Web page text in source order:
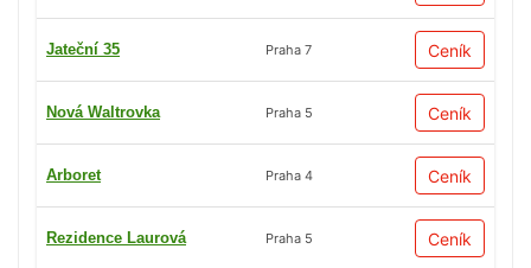
Jateční 35 Praha 7 Ceník
Nová Waltrovka Praha 5 Ceník
Arboret Praha 4 Ceník
Rezidence Laurová Praha 5 Ceník